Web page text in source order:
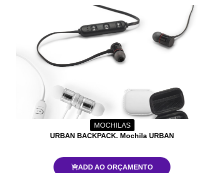
MOCHILAS
URBAN BACKPACK. Mochila URBAN
ADD AO ORÇAMENTO